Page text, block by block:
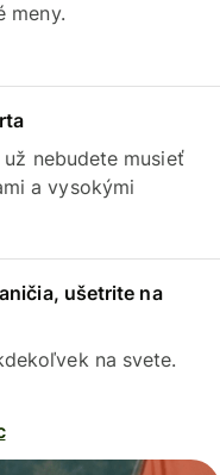
meny.
nebudete musieť
a vysokými
ušetrite na
na svete.